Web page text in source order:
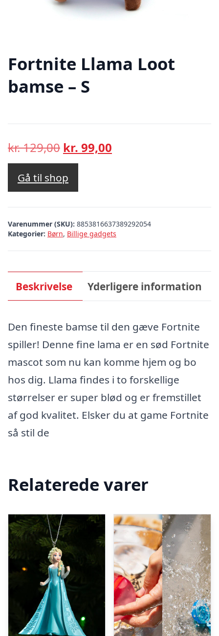
Fortnite Llama Loot
bamse – S
kr.129,00 Den
oprindelige
pris
var:
kr. 129,00.
kr. 99,00
kr. 99,00.
Gå til shop
Varenummer (SKU): 8853816637389292054
Kategorier: Børn, Billige gadgets
Beskrivelse Yderligere information
Den fineste bamse til den gæve Fortnite
spiller! Denne fine lama er en sød Fortnite
mascot som nu kan komme hjem og bo
hos dig. Llama findes i to forskellige
størrelser er super blød og er fremstillet
af god kvalitet. Elsker du at game Fortnite
så stil de
Relaterede varer